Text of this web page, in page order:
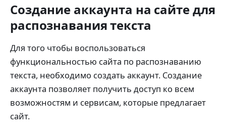
Создание аккаунта на сайте для
распознавания текста
Для того чтобы воспользоваться
функциональностью сайта по распознаванию
текста, необходимо создать аккаунт. Создание
аккаунта позволяет получить доступ ко всем
возможностям и сервисам, которые предлагает
сайт.